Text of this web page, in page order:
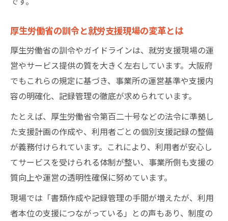
厚生労働省の訓令と就労支援現場の変革とは
厚生労働省の訓令やガイドラインは、就労支援現場の運
営やサービス提供の質を大きく左右しています。大阪府
でもこれらの規定に基づき、事業所の運営基準や支援内
容の明確化、記録管理の徹底が求められています。
たとえば、厚生労働省令第百二十号などの法令に準拠し
た支援計画の作成や、利用者ごとの個別支援記録の整備
が義務付けられています。これにより、利用者が安心し
てサービスを受けられる体制が整い、事業所側も支援の
質向上や運営の透明性確保に努めています。
現場では「書類作成や記録管理の手間が増えたが、利用
者本位の支援につながっている」との声もあり、制度の